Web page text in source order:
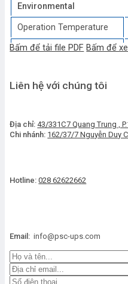
Environmental
Operation Temperature
Storage Temperature
Noise (1 meter)
Dimension W*D*H (mm）
Bấm để tải file PDF Bấm để
Liên hệ với chúng tôi
Địa chỉ: 43/331C7 Quang Trung ,
Chi nhánh: 162/37/7 Nguyễn Duy
Hotline: 028 62622662
Email: info@psc-ups.com